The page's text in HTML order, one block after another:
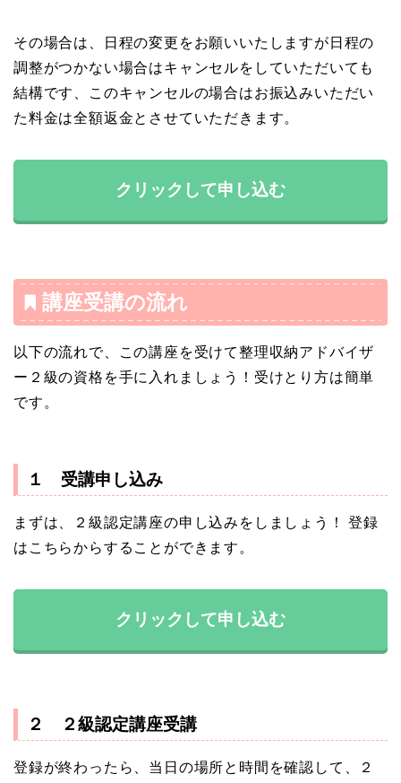
その場合は、日程の変更をお願いいたしますが日程の
調整がつかない場合はキャンセルをしていただいても
結構です、このキャンセルの場合はお振込みいただい
た料金は全額返金とさせていただきます。
クリックして申し込む
講座受講の流れ
以下の流れで、この講座を受けて整理収納アドバイザ
ー２級の資格を手に入れましょう！受けとり方は簡単
です。
１ 受講申し込み
まずは、２級認定講座の申し込みをしましょう！ 登録
はこちらからすることができます。
クリックして申し込む
２ ２級認定講座受講
登録が終わったら、当日の場所と時間を確認して、２